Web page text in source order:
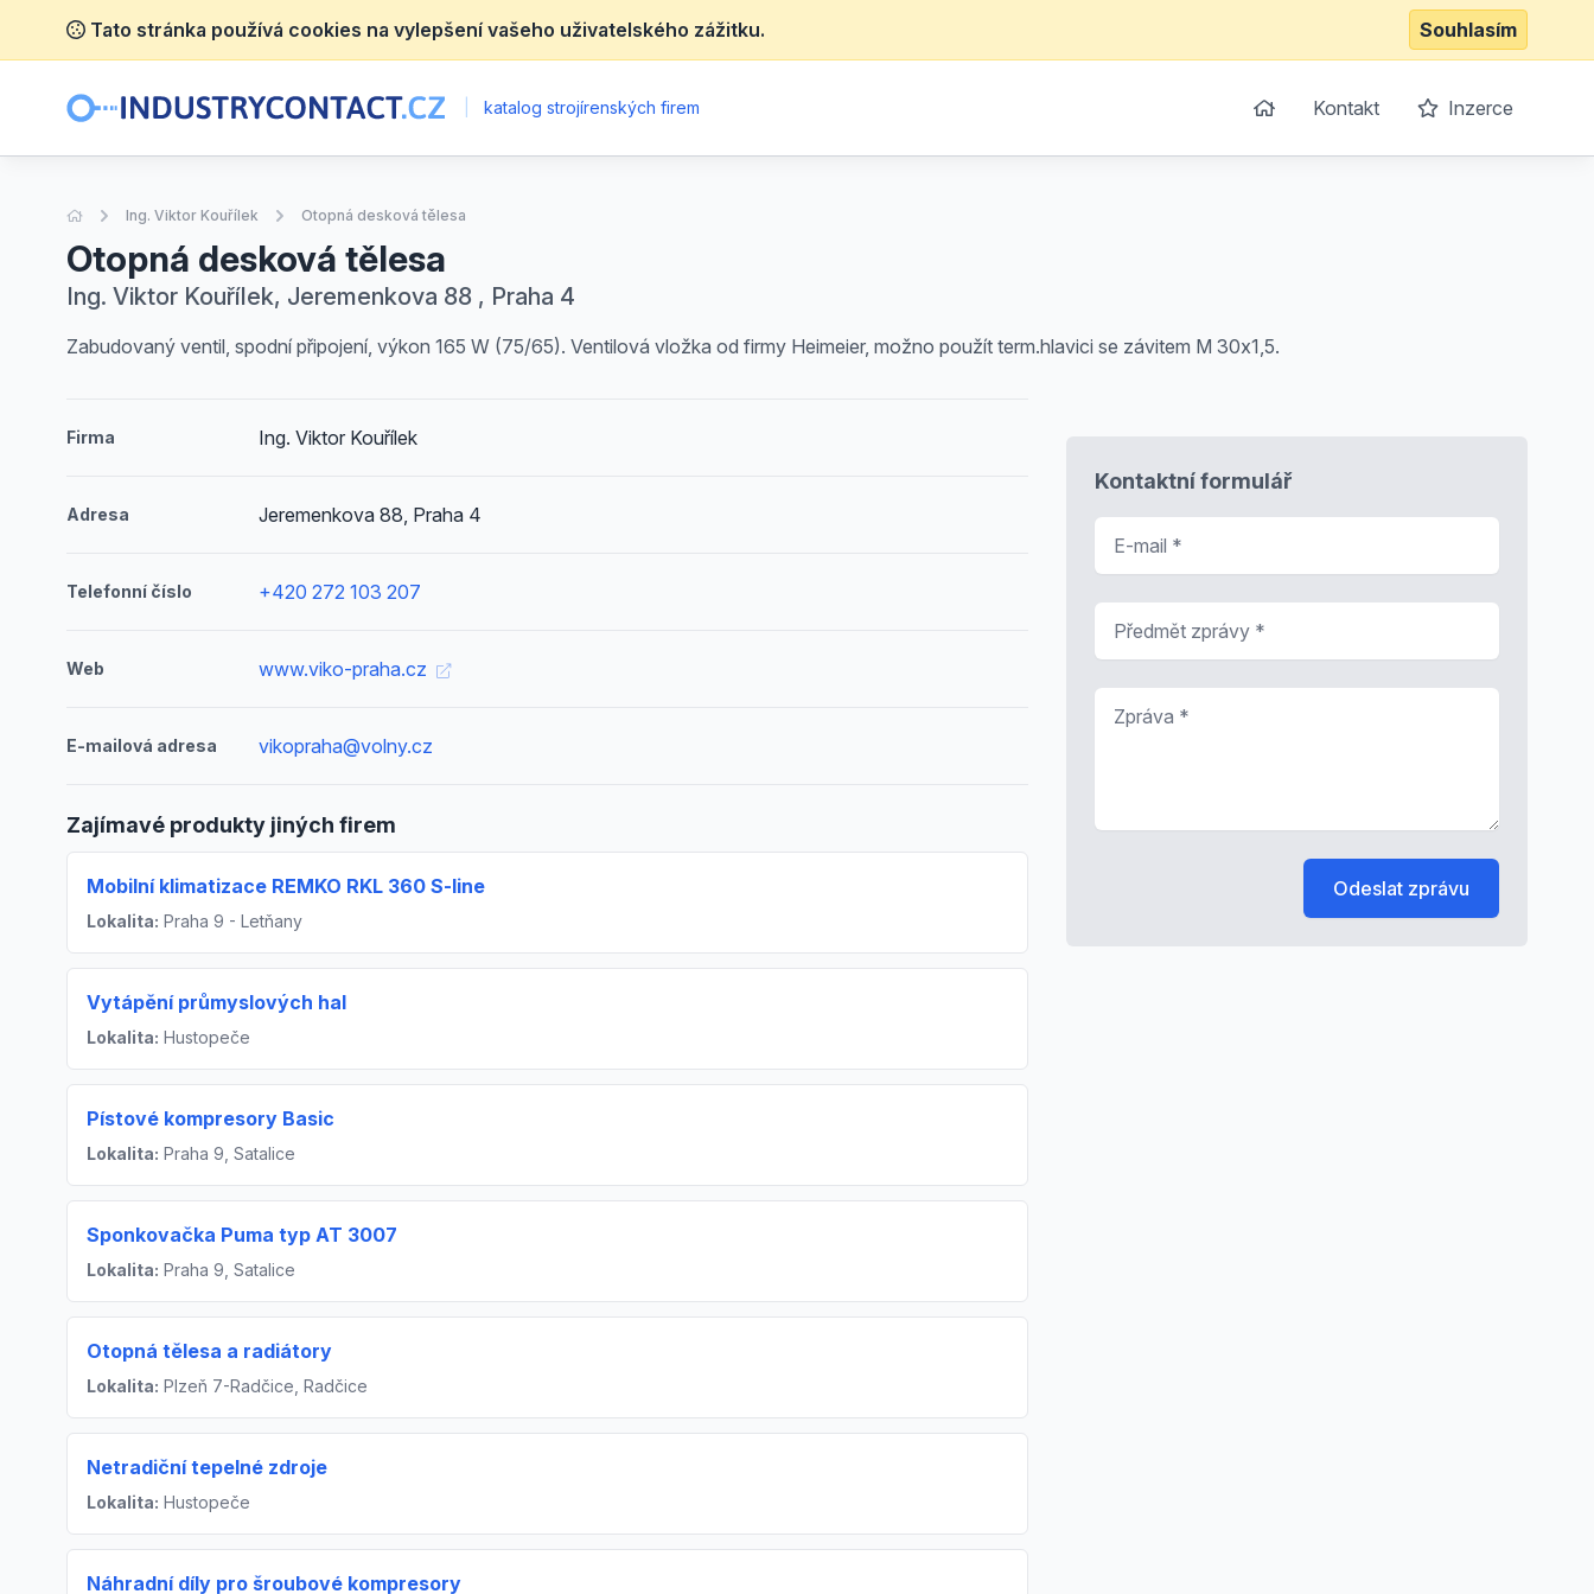
Tato stránka používá cookies na vylepšení vašeho uživatelského zážitku. Souhlasím
katalog strojírenských firem Kontakt Inzerce
Úvodní stránka
Ing. Viktor Kouřílek Otopná desková tělesa
Otopná desková tělesa
Ing. Viktor Kouřílek, Jeremenkova 88 , Praha 4
Zabudovaný ventil, spodní připojení, výkon 165 W (75/65). Ventilová vložka od firmy Heimeier, možno použít term.hlavici se závitem M 30x1,5.
Firma Ing. Viktor Kouřílek
Adresa Jeremenkova 88, Praha 4
Telefonní číslo +420 272 103 207
Web www.viko-praha.cz
E-mailová adresa vikopraha@volny.cz
Zajímavé produkty jiných firem
Mobilní klimatizace REMKO RKL 360 S-line
Lokalita: Praha 9 - Letňany
Vytápění průmyslových hal
Lokalita: Hustopeče
Pístové kompresory Basic
Lokalita: Praha 9, Satalice
Sponkovačka Puma typ AT 3007
Lokalita: Praha 9, Satalice
Otopná tělesa a radiátory
Lokalita: Plzeň 7-Radčice, Radčice
Netradiční tepelné zdroje
Lokalita: Hustopeče
Náhradní díly pro šroubové kompresory
Kontaktní formulář
Odeslat zprávu